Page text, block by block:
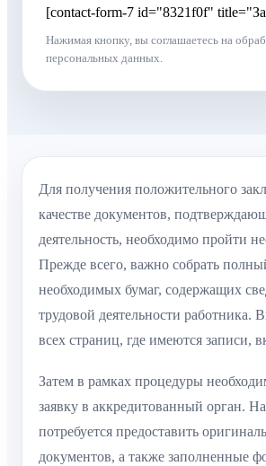
[contact-form-7 id="8321f0f"
Нажимая кнопку, вы соглашаетесь на
персональных данных.
Для получения положительного
качестве документов,
деятельность, необходимо пройти
Прежде всего, важно собрать
необходимых бумаг, содержащих
трудовой деятельности работника.
всех страниц, где имеются записи,
Затем в рамках процедуры
заявку в аккредитованный орган.
потребуется предоставить
документов, а также заполненные